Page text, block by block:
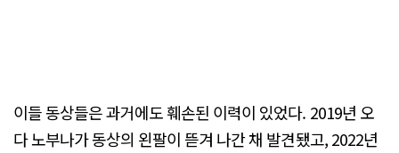
이들 동상들은 과거에도 훼손된 이력이 있었다. 2019년 오
다 노부나가 동상의 왼팔이 뜯겨 나간 채 발견됐고, 2022년